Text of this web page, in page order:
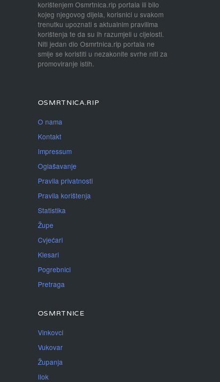
korištenjem Osmrtnica.rip portala ili bilo
kojeg njegovog dijela, korisnici u svakom
trenutku upoznati s aktualnim pravilima
korištenja te da su ih razumjeli u cijelosti.
Niti jedan dio Osmrtnica.rip portala ne
smije se koristiti u nezakonite svrhe niti za
promoviranje istih.
OSMRTNICA.RIP
O nama
Kontakt
Impressum
Oglašavanje
Pravila privatnosti
Pravila korištenja
Statistika
Župe
Cvjećari
Klesari
Pogrebnici
Pretraga
OSMRTNICE
Vinkovci
Vukovar
Županja
Ilok